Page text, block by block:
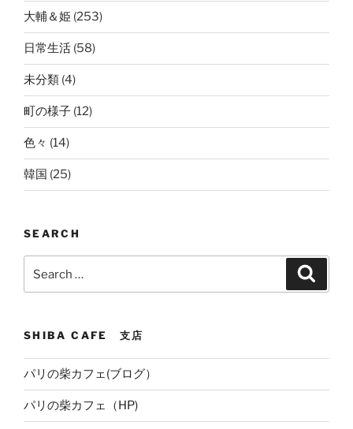
大輔＆姫 (253)
日常生活 (58)
未分類 (4)
町の様子 (12)
色々 (14)
韓国 (25)
SEARCH
for:
SHIBA CAFE 支店
パリの柴カフェ(ブログ）
パリの柴カフェ（HP)